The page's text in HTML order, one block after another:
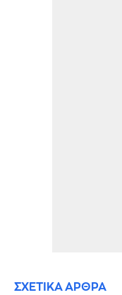
ΣΧΕΤΙΚΑ ΑΡΘΡΑ